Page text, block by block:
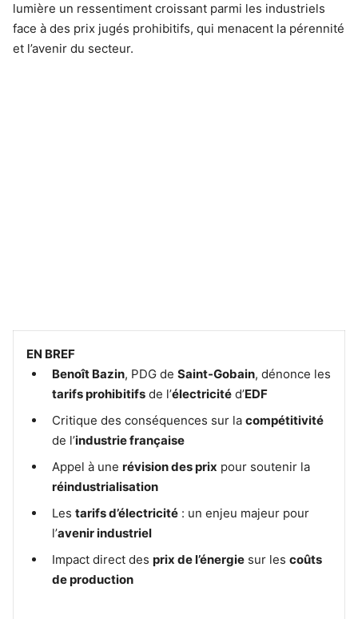
lumière un ressentiment croissant parmi les industriels
face à des prix jugés prohibitifs, qui menacent la pérennité
et l’avenir du secteur.
EN BREF
Benoît Bazin, PDG de Saint-Gobain, dénonce les
tarifs prohibitifs de l’électricité d’EDF
Critique des conséquences sur la compétitivité
de l’industrie française
Appel à une révision des prix pour soutenir la
réindustrialisation
Les tarifs d’électricité : un enjeu majeur pour
l’avenir industriel
Impact direct des prix de l’énergie sur les coûts
de production